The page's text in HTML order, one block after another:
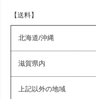
【送料】
北海道/沖縄
滋賀県内
上記以外の地域